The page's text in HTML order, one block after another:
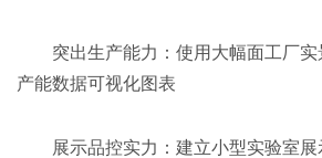
突出生产能力：使用大幅面工厂实
产能数据可视化图表
展示品控实力：建立小型实验室